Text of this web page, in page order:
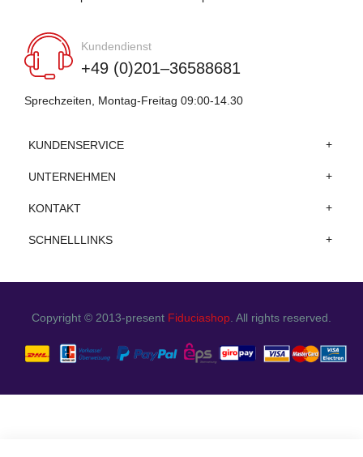
Kundendienst
+49 (0)201–36588681
Sprechzeiten, Montag-Freitag 09:00-14.30
KUNDENSERVICE
UNTERNEHMEN
KONTAKT
SCHNELLLINKS
Copyright © 2013-present Fiduciashop . All rights reserved.